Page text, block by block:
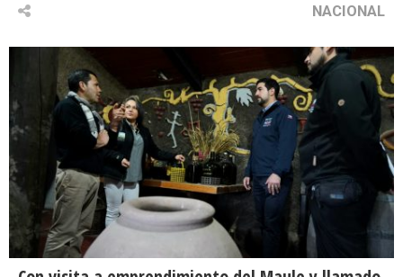
NACIONAL